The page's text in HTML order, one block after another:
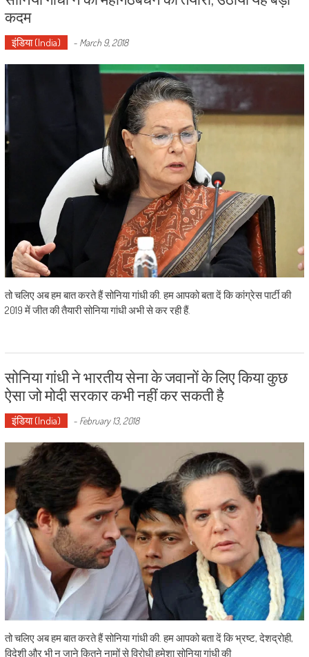
कदम
इंडिया (India) - March 9, 2018
तो चलिए अब हम बात करते हैं सोनिया गांधी की. हम आपको बता दें कि कांग्रेस पार्टी की
2019 में जीत की तैयारी सोनिया गांधी अभी से कर रही हैं.
सोनिया गांधी ने भारतीय सेना के जवानों के लिए किया कुछ
ऐसा जो मोदी सरकार कभी नहीं कर सकती है
इंडिया (India) - February 13, 2018
तो चलिए अब हम बात करते हैं सोनिया गांधी की. हम आपको बता दें कि भ्रष्ट, देशद्रोही,
विदेशी और भी न जाने कितने नामों से विरोधी हमेशा सोनिया गांधी की